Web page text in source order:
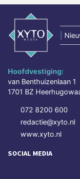
Hoofdvestiging:
van Benthuizenlaan 1
1701 BZ
072 8200 600
redactie@xyto.nl
www.xyto.nl
SOCIAL MEDIA